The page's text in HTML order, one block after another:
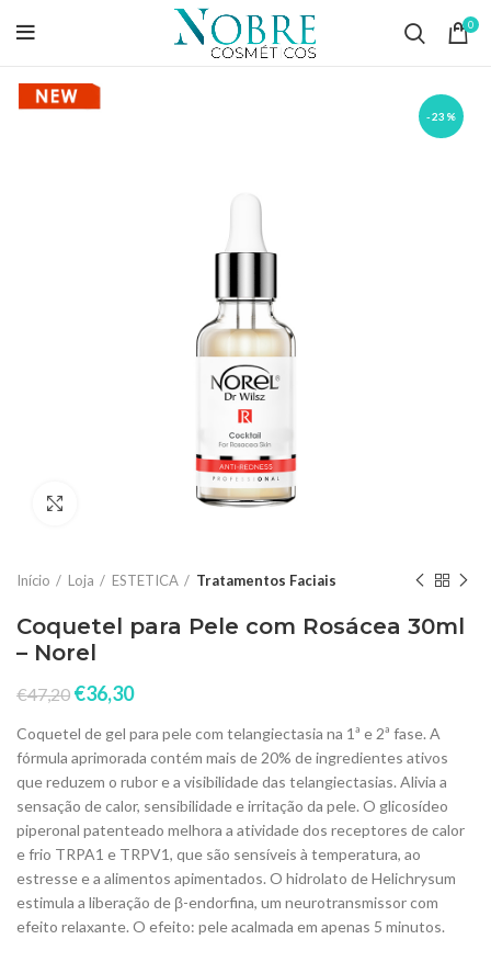
0
-23%
Início Loja ESTETICA Tratamentos Faciais
Coquetel para Pele com Rosácea 30ml
– Norel
€47,20 €36,30
Coquetel de gel para pele com telangiectasia na 1ª e 2ª fase. A
fórmula aprimorada contém mais de 20% de ingredientes ativos
que reduzem o rubor e a visibilidade das telangiectasias. Alivia a
sensação de calor, sensibilidade e irritação da pele. O glicosídeo
piperonal patenteado melhora a atividade dos receptores de calor
e frio TRPA1 e TRPV1, que são sensíveis à temperatura, ao
estresse e a alimentos apimentados. O hidrolato de Helichrysum
estimula a liberação de β-endorfina, um neurotransmissor com
efeito relaxante. O efeito: pele acalmada em apenas 5 minutos.